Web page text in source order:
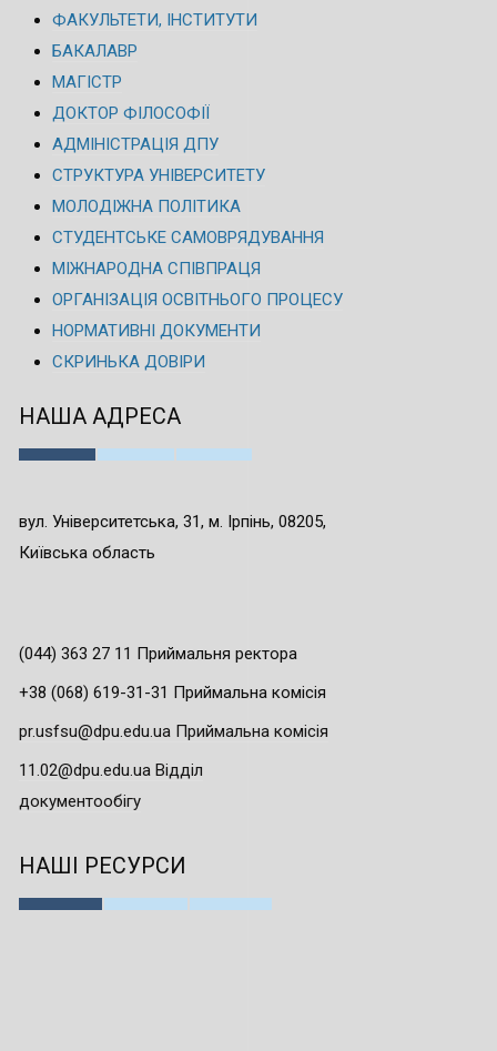
ФАКУЛЬТЕТИ, ІНСТИТУТИ
БАКАЛАВР
МАГІСТР
ДОКТОР ФІЛОСОФІЇ
АДМІНІСТРАЦІЯ ДПУ
СТРУКТУРА УНІВЕРСИТЕТУ
МОЛОДІЖНА ПОЛІТИКА
СТУДЕНТСЬКЕ САМОВРЯДУВАННЯ
МІЖНАРОДНА СПІВПРАЦЯ
ОРГАНІЗАЦІЯ ОСВІТНЬОГО ПРОЦЕСУ
НОРМАТИВНІ ДОКУМЕНТИ
СКРИНЬКА ДОВІРИ
НАША АДРЕСА
вул. Університетська, 31, м. Ірпінь, 08205,
Київська область
(044) 363 27 11 Приймальня ректора
+38 (068) 619-31-31 Приймальна комісія
pr.usfsu@dpu.edu.ua Приймальна комісія
11.02@dpu.edu.ua Відділ
документообігу
НАШІ РЕСУРСИ